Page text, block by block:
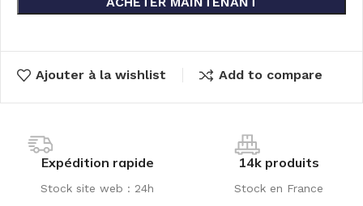
Ajouter à la wishlist Add to compare
Expédition rapide
Stock site web : 24h
14k produits
Stock en France